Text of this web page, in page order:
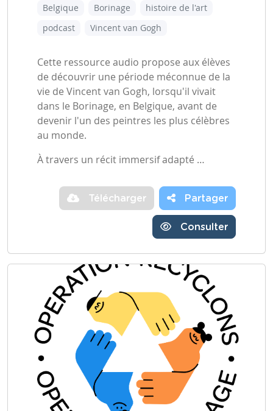
Belgique Borinage
histoire de l'art
podcast
Vincent van Gogh
Cette ressource audio propose aux élèves
de découvrir une période méconnue de la
vie de Vincent van Gogh, lorsqu'il vivait
dans le Borinage, en Belgique, avant de
devenir l'un des peintres les plus célèbres
au monde.
À travers un récit immersif adapté …
Télécharger Partager
Consulter